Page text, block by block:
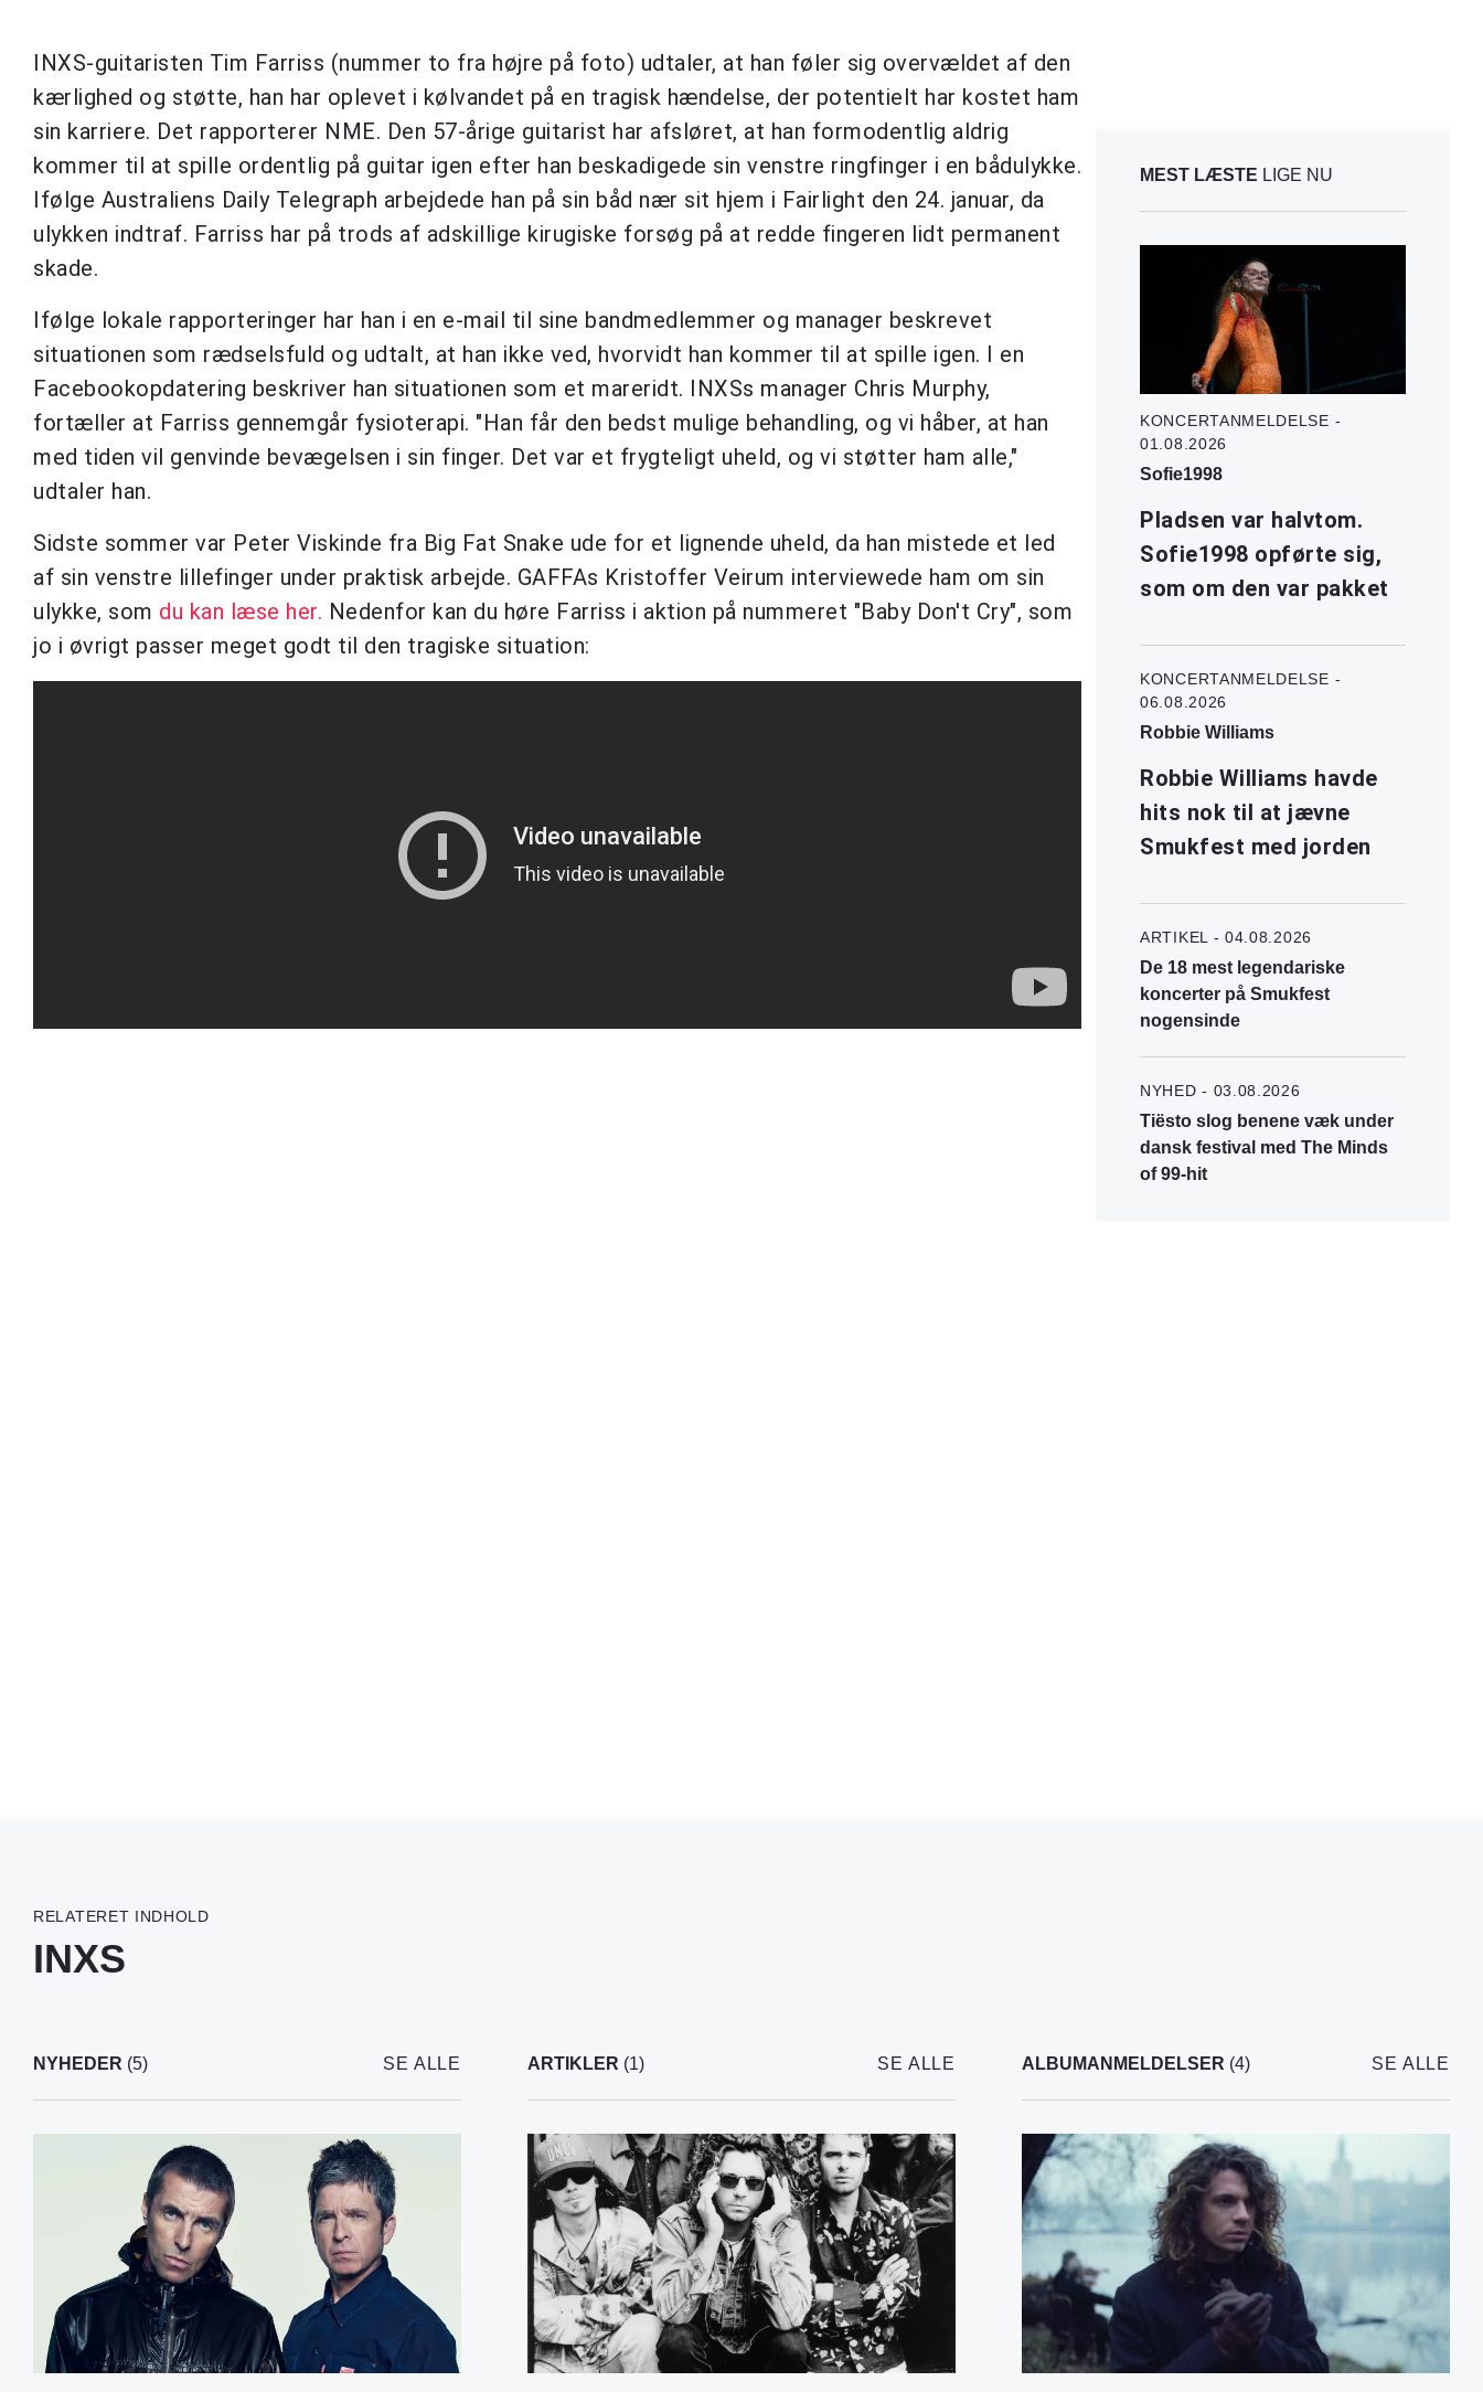
INXS-guitaristen Tim Farriss (nummer to fra højre på foto) udtaler, at han føler sig overvældet af den
kærlighed og støtte, han har oplevet i kølvandet på en tragisk hændelse, der potentielt har kostet ham
sin karriere. Det rapporterer NME. Den 57-årige guitarist har afsløret, at han formodentlig aldrig
kommer til at spille ordentlig på guitar igen efter han beskadigede sin venstre ringfinger i en bådulykke.
Ifølge Australiens Daily Telegraph arbejdede han på sin båd nær sit hjem i Fairlight den 24. januar, da
ulykken indtraf. Farriss har på trods af adskillige kirugiske forsøg på at redde fingeren lidt permanent
skade.
Ifølge lokale rapporteringer har han i en e-mail til sine bandmedlemmer og manager beskrevet
situationen som rædselsfuld og udtalt, at han ikke ved, hvorvidt han kommer til at spille igen. I en
Facebookopdatering beskriver han situationen som et mareridt. INXSs manager Chris Murphy,
fortæller at Farriss gennemgår fysioterapi. "Han får den bedst mulige behandling, og vi håber, at han
med tiden vil genvinde bevægelsen i sin finger. Det var et frygteligt uheld, og vi støtter ham alle,"
udtaler han.
Sidste sommer var Peter Viskinde fra Big Fat Snake ude for et lignende uheld, da han mistede et led
af sin venstre lillefinger under praktisk arbejde. GAFFAs Kristoffer Veirum interviewede ham om sin
ulykke, som du kan læse her. Nedenfor kan du høre Farriss i aktion på nummeret "Baby Don't Cry", som
jo i øvrigt passer meget godt til den tragiske situation:
MEST LÆSTE LIGE NU
KONCERTANMELDELSE -
01.08.2026
Sofie1998
Pladsen var halvtom.
Sofie1998 opførte sig,
som om den var pakket
KONCERTANMELDELSE -
06.08.2026
Robbie Williams
Robbie Williams havde
hits nok til at jævne
Smukfest med jorden
ARTIKEL - 04.08.2026
De 18 mest legendariske
koncerter på Smukfest
nogensinde
NYHED - 03.08.2026
Tiësto slog benene væk under
dansk festival med The Minds
of 99-hit
RELATERET INDHOLD
INXS
NYHEDER (5) SE ALLE ARTIKLER (1) SE ALLE ALBUMANMELDELSER (4) SE ALLE